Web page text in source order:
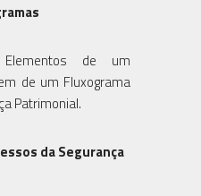
Elementos de um
de um Fluxograma
Patrimonial.
da Segurança